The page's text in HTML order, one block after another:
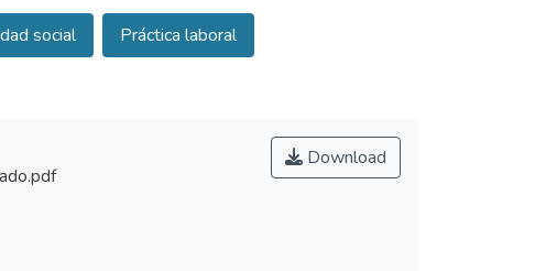
social
Práctica laboral
Download